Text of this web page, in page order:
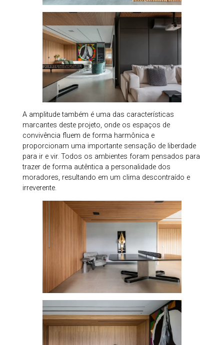
A amplitude também é uma das características
marcantes deste projeto, onde os espaços de
convivência fluem de forma harmônica e
proporcionam uma importante sensação de liberdade
para ir e vir. Todos os ambientes foram pensados para
trazer de forma autêntica a personalidade dos
moradores, resultando em um clima descontraído e
irreverente.